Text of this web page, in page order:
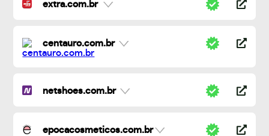
extra.com.br
centauro.com.br
netshoes.com.br
epocacosmeticos.com.br